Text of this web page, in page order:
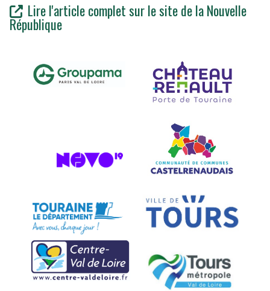
Lire l'article complet sur le site de la Nouvelle
République